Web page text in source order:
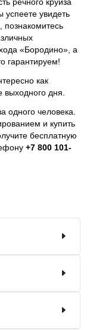
успеете увидеть
познакомитесь
«Бородино», а
гарантируем!
как
выходного дня.
одного человека.
и купить
бесплатную
+7 800 101-